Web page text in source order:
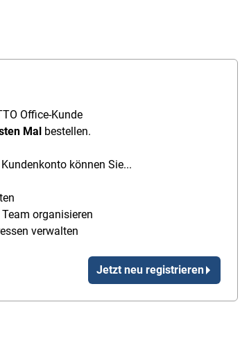
Office-Kunde
Mal bestellen.
können Sie...
organisieren
verwalten
Jetzt neu registrieren